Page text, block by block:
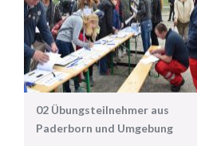
02 Übungsteilnehmer aus
Paderborn und Umgebung